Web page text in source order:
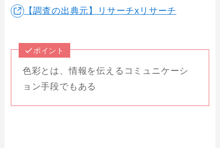
【調査の出典元】リサーチxリサーチ
ポイント
色彩とは、情報を伝えるコミュニケーシ
ョン手段でもある